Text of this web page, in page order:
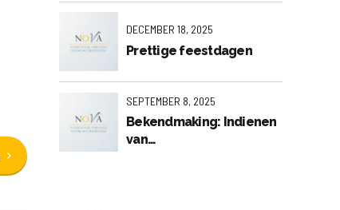
DECEMBER 18, 2025
Prettige feestdagen
SEPTEMBER 8, 2025
Bekendmaking: Indienen
van